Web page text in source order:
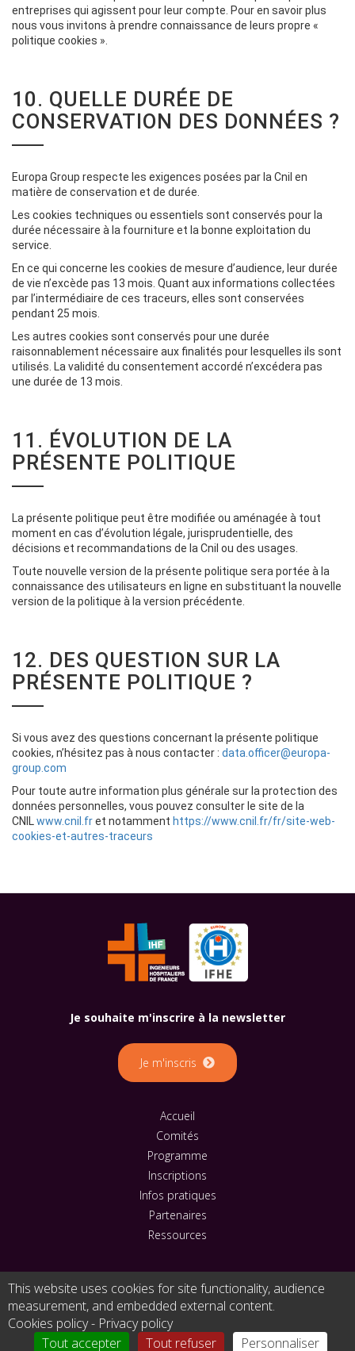
Je souhaite m'inscrire à la newsletter
Je m'inscris
Accueil
Comités
Programme
Inscriptions
Infos pratiques
Partenaires
Ressources
© 2023 - Europa Organisation - Tous droits réservés |
Mentions légales|Cookies
Gérer mes cookies
This website uses cookies for site functionality, audience
measurement, and embedded external content.
Cookies policy- Privacy policy
Tout accepter
Tout refuser Personnaliser